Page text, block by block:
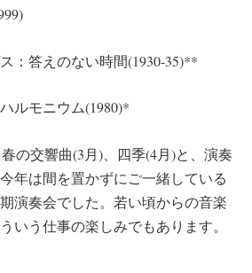
：答えのない時間(1930-35)**
ルモニウム(1980)*
の交響曲(3月)、四季(4月)と、演奏
年は間を置かずにご一緒している
演奏会でした。若い頃からの音楽
いう仕事の楽しみでもあります。